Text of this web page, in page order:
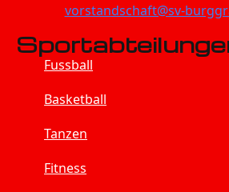
vorstandschaft@sv-
Fussball
Basketball
Tanzen
Fitness